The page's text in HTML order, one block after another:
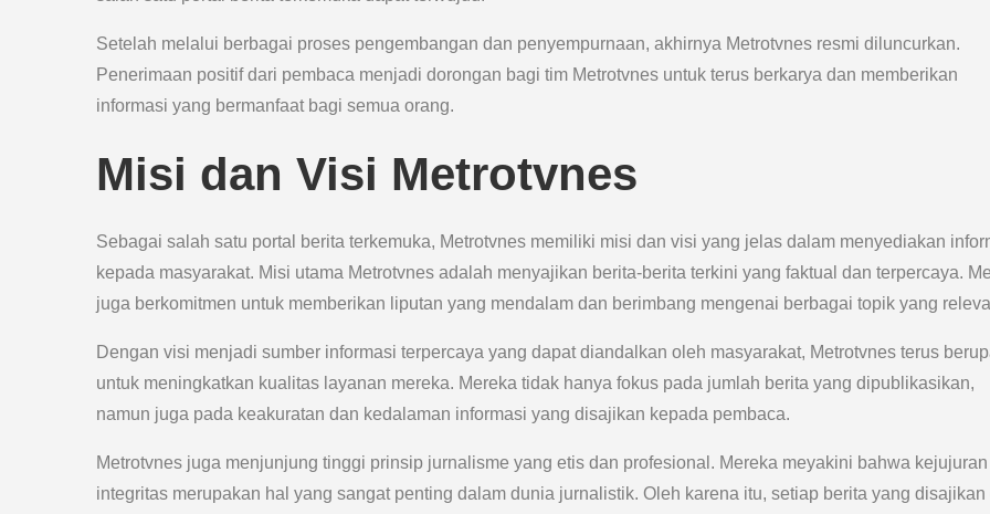
Setelah melalui berbagai proses pengembangan dan penyempurnaan, akhirnya Metrotvnes resmi diluncurkan.
Penerimaan positif dari pembaca menjadi dorongan bagi tim Metrotvnes untuk terus berkarya dan memberikan
informasi yang bermanfaat bagi semua orang.
Misi dan Visi Metrotvnes
Sebagai salah satu portal berita terkemuka, Metrotvnes memiliki misi dan visi yang jelas dalam menyediakan
kepada masyarakat. Misi utama Metrotvnes adalah menyajikan berita-berita terkini yang faktual dan terpercaya.
juga berkomitmen untuk memberikan liputan yang mendalam dan berimbang mengenai berbagai topik yang
Dengan visi menjadi sumber informasi terpercaya yang dapat diandalkan oleh masyarakat, Metrotvnes terus
untuk meningkatkan kualitas layanan mereka. Mereka tidak hanya fokus pada jumlah berita yang dipublikasikan,
namun juga pada keakuratan dan kedalaman informasi yang disajikan kepada pembaca.
Metrotvnes juga menjunjung tinggi prinsip jurnalisme yang etis dan profesional. Mereka meyakini bahwa
integritas merupakan hal yang sangat penting dalam dunia jurnalistik. Oleh karena itu, setiap berita yang disajikan